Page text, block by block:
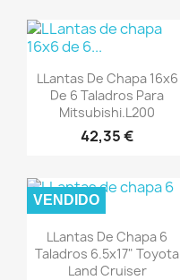
Vista rápida
LLantas De Chapa 16x6
De 6 Taladros Para
Mitsubishi.L200
42,35 €
Vista rápida
LLantas De Chapa 6
Taladros 6.5x17" Toyota
Land Cruiser
VENDIDO